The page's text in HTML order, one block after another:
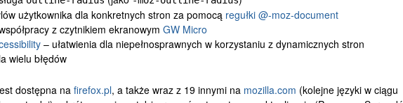
użytkownika dla konkretnych stron za pomocą regułki @-moz-document
z czytnikiem ekranowym GW Micro
– ułatwienia dla niepełnosprawnych w korzystaniu z dynamicznych stron
wielu błędów
dostępna na firefox.pl, a także wraz z 19 innymi na mozilla.com (kolejne języki w ciągu